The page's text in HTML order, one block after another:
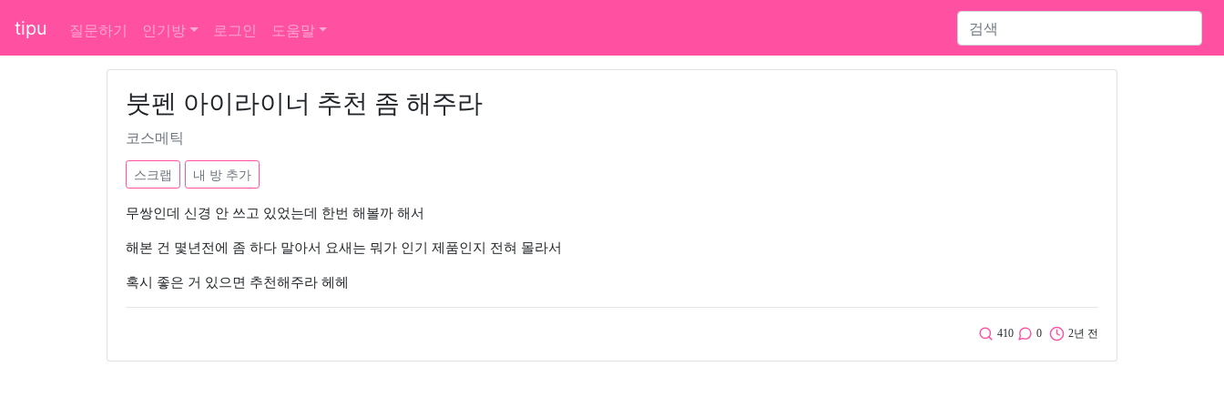
tipu 질문하기 인기방 로그인 도움말
붓펜 아이라이너 추천 좀 해주라
코스메틱
스크랩 내 방 추가
무쌍인데 신경 안 쓰고 있었는데 한번 해볼까 해서
해본 건 몇년전에 좀 하다 말아서 요새는 뭐가 인기 제품인지 전혀 몰라서
혹시 좋은 거 있으면 추천해주라 헤헤
410 0 2년 전